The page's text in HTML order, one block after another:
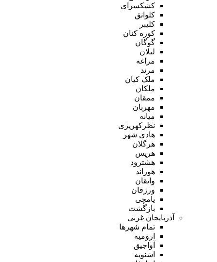
کشکسرای
کلوانق
کلیبر
کوزه کنان
گوگان
لیلان
مراغه
مرند
ملک کیان
ملکان
ممقان
مهربان
میانه
نظرکهریزی
هادی شهر
هرگلان
هریس
هشترود
هوراند
وایقان
ورزقان
یامچی
بازگشت
آذربایجان غربی
تمام شهر‌ها
ارومیه
آواجیق
اشنویه